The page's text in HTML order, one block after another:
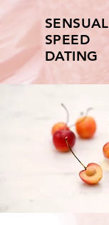
SENSUAL
SPEED
DATING